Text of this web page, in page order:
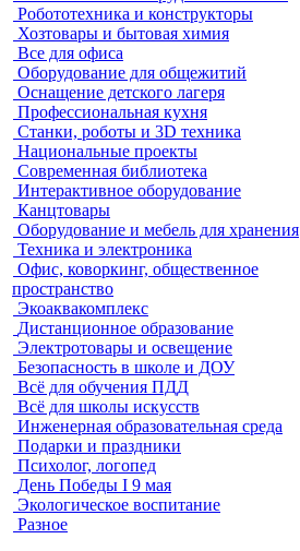
Робототехника и конструкторы
Хозтовары и бытовая химия
Все для офиса
Оборудование для общежитий
Оснащение детского лагеря
Профессиональная кухня
Станки, роботы и 3D техника
Национальные проекты
Современная библиотека
Интерактивное оборудование
Канцтовары
Оборудование и мебель для хранения
Техника и электроника
Офис, коворкинг, общественное
пространство
Экоаквакомплекс
Дистанционное образование
Электротовары и освещение
Безопасность в школе и ДОУ
Всё для обучения ПДД
Всё для школы искусств
Инженерная образовательная среда
Подарки и праздники
Психолог, логопед
День Победы I 9 мая
Экологическое воспитание
Разное